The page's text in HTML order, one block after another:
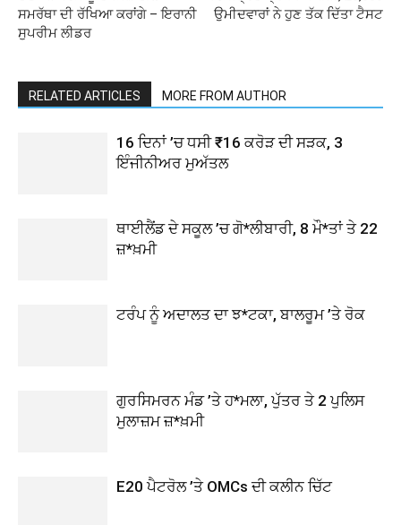
ਸਮਰੱਥਾ ਦੀ ਰੱਖਿਆ ਕਰਾਂਗੇ – ਇਰਾਨੀ
ਸੁਪਰੀਮ ਲੀਡਰ
ਉਮੀਦਵਾਰਾਂ ਨੇ ਹੁਣ ਤੱਕ ਦਿੱਤਾ ਟੈਸਟ
RELATED ARTICLES MORE FROM AUTHOR
16 ਦਿਨਾਂ ’ਚ ਧਸੀ ₹16 ਕਰੋੜ ਦੀ ਸੜਕ, 3
ਇੰਜੀਨੀਅਰ ਮੁਅੱਤਲ
ਥਾਈਲੈਂਡ ਦੇ ਸਕੂਲ ’ਚ ਗੋ*ਲੀਬਾਰੀ, 8 ਮੌ*ਤਾਂ ਤੇ 22
ਜ਼*ਖ਼ਮੀ
ਟਰੰਪ ਨੂੰ ਅਦਾਲਤ ਦਾ ਝ*ਟਕਾ, ਬਾਲਰੂਮ ’ਤੇ ਰੋਕ
ਗੁਰਸਿਮਰਨ ਮੰਡ ’ਤੇ ਹ*ਮਲਾ, ਪੁੱਤਰ ਤੇ 2 ਪੁਲਿਸ
ਮੁਲਾਜ਼ਮ ਜ਼*ਖ਼ਮੀ
E20 ਪੈਟਰੋਲ ’ਤੇ OMCs ਦੀ ਕਲੀਨ ਚਿੱਟ